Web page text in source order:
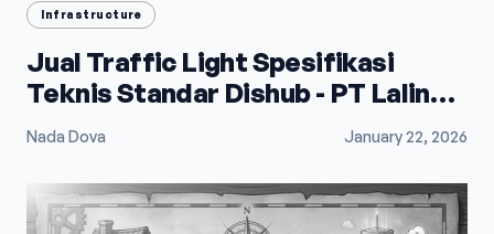
Infrastructure
Jual Traffic Light Spesifikasi
Teknis Standar Dishub - PT Lalindo
Mega Utama
Nada Dova January 22, 2026